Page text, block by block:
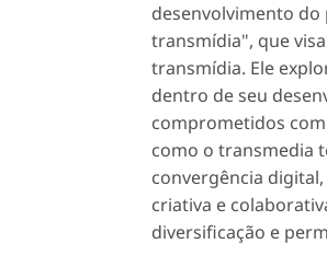
desenvolvimento
transmídia", que
transmídia. Ele
dentro de seu
comprometidos
como o transmedia
convergência
criativa e
diversificação e